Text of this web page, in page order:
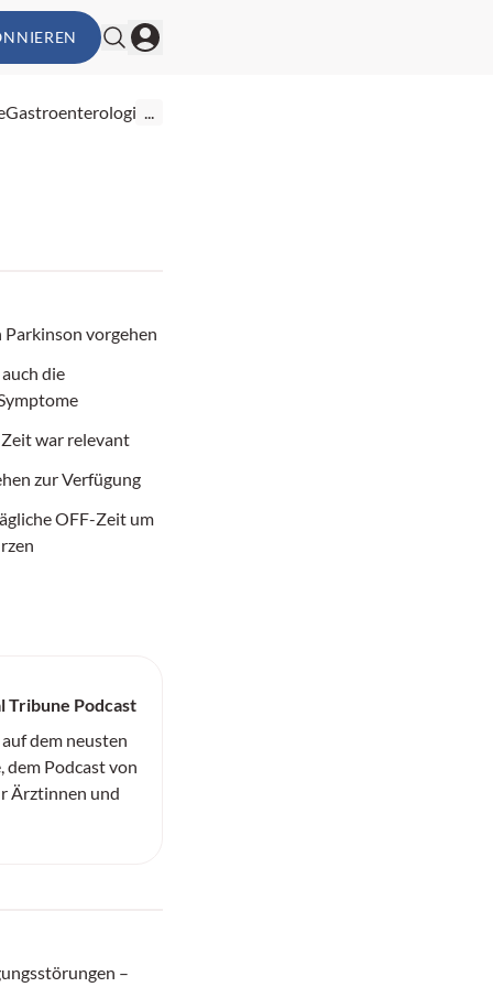
Gastroenterologie...
vorgehen
die
war relevant
zur Verfügung
OFF-Zeit um
Tribune Podcast
dem neusten
dem Podcast von
Ärztinnen und
–